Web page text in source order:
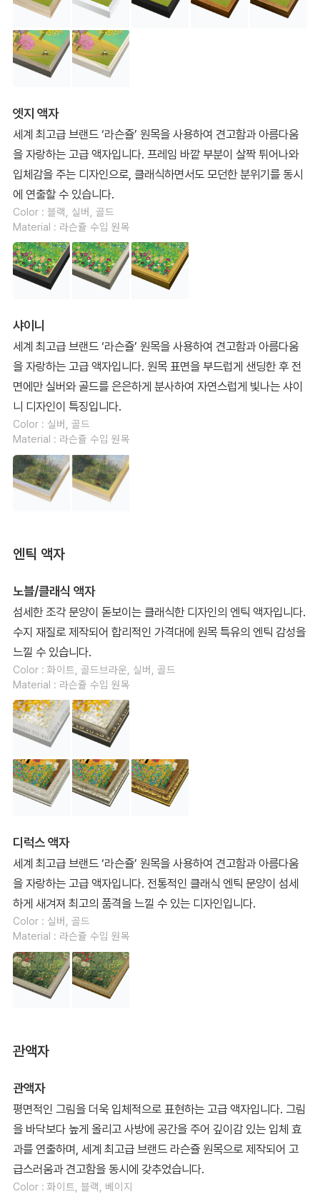
엣지 액자
세계 최고급 브랜드 ‘라슨쥴’ 원목을 사용하여 견고함과 아름다움
을 자랑하는 고급 액자입니다. 프레임 바깥 부분이 살짝 튀어나와
입체감을 주는 디자인으로, 클래식하면서도 모던한 분위기를 동시
에 연출할 수 있습니다.
Color : 블랙, 실버, 골드
Material : 라슨쥴 수입 원목
샤이니
세계 최고급 브랜드 ‘라슨쥴’ 원목을 사용하여 견고함과 아름다움
을 자랑하는 고급 액자입니다. 원목 표면을 부드럽게 샌딩한 후 전
면에만 실버와 골드를 은은하게 분사하여 자연스럽게 빛나는 샤이
니 디자인이 특징입니다.
Color : 실버, 골드
Material : 라슨쥴 수입 원목
엔틱 액자
노블/클래식 액자
섬세한 조각 문양이 돋보이는 클래식한 디자인의 엔틱 액자입니다.
수지 재질로 제작되어 합리적인 가격대에 원목 특유의 엔틱 감성을
느낄 수 있습니다.
Color : 화이트, 골드브라운, 실버, 골드
Material : 라슨쥴 수입 원목
디럭스 액자
세계 최고급 브랜드 ‘라슨쥴’ 원목을 사용하여 견고함과 아름다움
을 자랑하는 고급 액자입니다. 전통적인 클래식 엔틱 문양이 섬세
하게 새겨져 최고의 품격을 느낄 수 있는 디자인입니다.
Color : 실버, 골드
Material : 라슨쥴 수입 원목
관액자
관액자
평면적인 그림을 더욱 입체적으로 표현하는 고급 액자입니다. 그림
을 바닥보다 높게 올리고 사방에 공간을 주어 깊이감 있는 입체 효
과를 연출하며, 세계 최고급 브랜드 라슨쥴 원목으로 제작되어 고
급스러움과 견고함을 동시에 갖추었습니다.
Color : 화이트, 블랙, 베이지